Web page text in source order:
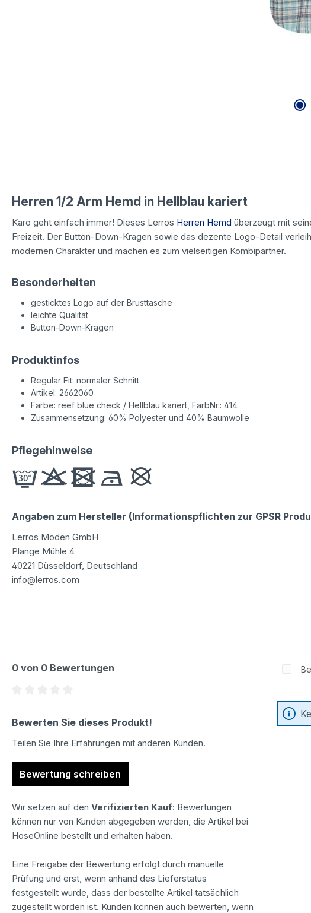
Herren 1/2 Arm Hemd in Hellblau kariert
Karo geht einfach immer! Dieses Lerros Herren Hemd überzeugt mit
Freizeit. Der Button-Down-Kragen sowie das dezente Logo-Detail
modernen Charakter und machen es zum vielseitigen Kombipartner.
Besonderheiten
gesticktes Logo auf der Brusttasche
leichte Qualität
Button-Down-Kragen
Produktinfos
Regular Fit: normaler Schnitt
Artikel: 2662060
Farbe: reef blue check / Hellblau kariert, FarbNr.: 414
Zusammensetzung: 60% Polyester und 40% Baumwolle
Pflegehinweise
Angaben zum Hersteller (Informationspflichten zur GPSR
Lerros Moden GmbH
Plange Mühle 4
40221 Düsseldorf, Deutschland
info@lerros.com
0 von 0 Bewertungen
Bewerten Sie dieses Produkt!
Teilen Sie Ihre Erfahrungen mit anderen Kunden.
Bewertung schreiben
Wir setzen auf den Verifizierten Kauf: Bewertungen
können nur von Kunden abgegeben werden, die Artikel bei
HoseOnline bestellt und erhalten haben.
Eine Freigabe der Bewertung erfolgt durch manuelle
Prüfung und erst, wenn anhand des Lieferstatus
festgestellt wurde, dass der bestellte Artikel tatsächlich
zugestellt worden ist. Kunden können auch bewerten, wenn